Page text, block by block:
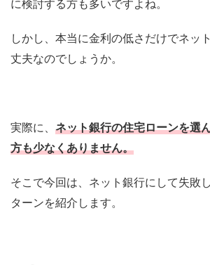
に検討する方も多いですよね。
しかし、本当に金利の低さだけでネッ
丈夫なのでしょうか。
実際に、 ネット銀行の住宅ローンを選
方も少なくありません。
そこで今回は、ネット銀行にして失敗
ターンを紹介します。